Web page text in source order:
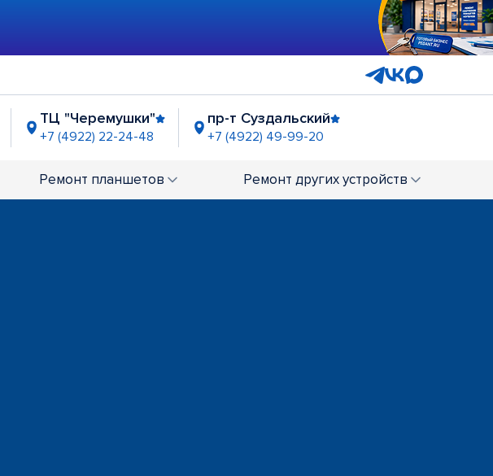
ТЦ "Черемушки"
+7 (4922) 22-24-48
пр-т Суздальский
+7 (4922) 49-99-20
Ремонт планшетов Ремонт других устройств